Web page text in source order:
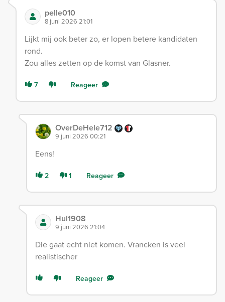
pelle010
8 juni 2026 21:01
Lijkt mij ook beter zo, er lopen betere kandidaten
rond.
Zou alles zetten op de komst van Glasner.
7 Reageer
OverDeHele712
9 juni 2026 00:21
Eens!
2 1 Reageer
Hul1908
9 juni 2026 21:04
Die gaat echt niet komen. Vrancken is veel
realistischer
Reageer